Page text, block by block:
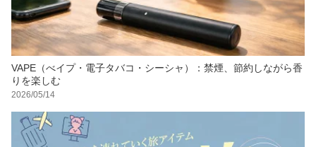
VAPE（べイプ・電子タバコ・シーシャ）：禁煙、節約しながら香
りを楽しむ
2026/05/14